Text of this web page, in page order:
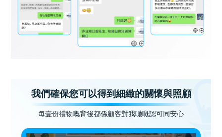
我們確保您可以得到細緻的關懷與照顧
每壹份禮物嘅背後都係顧客對我哋嘅認可同安心